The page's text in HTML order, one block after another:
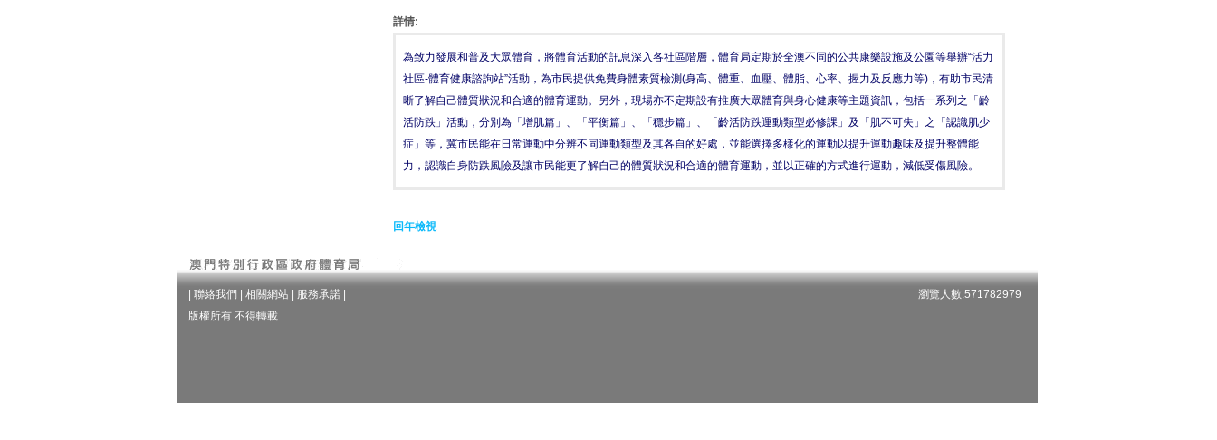
詳情:
為致力發展和普及大眾體育，將體育活動的訊息深入各社區階層，體育局定期於全澳不同的公共康樂設施及公園等舉辦“活力
社區-體育健康諮詢站”活動，為市民提供免費身體素質檢測(身高、體重、血壓、體脂、心率、握力及反應力等)，有助市民清
晰了解自己體質狀況和合適的體育運動。另外，現場亦不定期設有推廣大眾體育與身心健康等主題資訊，包括一系列之「齡
活防跌」活動，分別為「增肌篇」、「平衡篇」、「穩步篇」、「齡活防跌運動類型必修課」及「肌不可失」之「認識肌少
症」等，冀市民能在日常運動中分辨不同運動類型及其各自的好處，並能選擇多樣化的運動以提升運動趣味及提升整體能
力，認識自身防跌風險及讓市民能更了解自己的體質狀況和合適的體育運動，並以正確的方式進行運動，減低受傷風險。
回年檢視
聯絡我們 相關網站 服務承諾
版權所有 不得轉載
瀏覽人數:571782979